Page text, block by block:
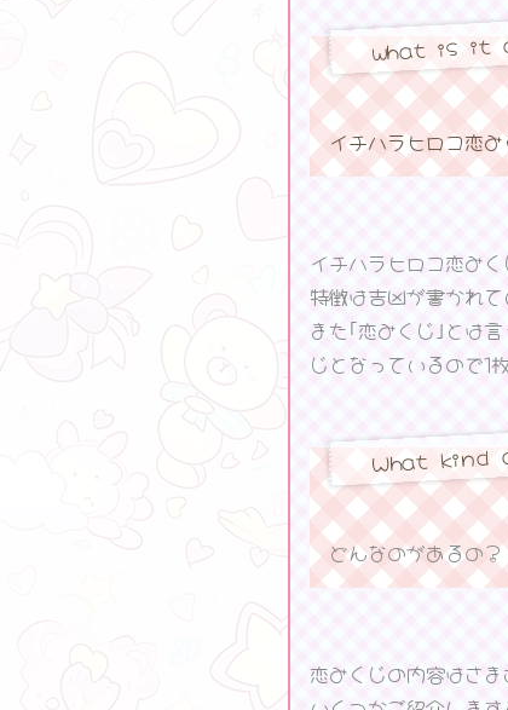
what is it
イチハラヒロコ恋
イチハラヒロコ恋み
特徴は吉凶が書かれて
また｢恋みくじ｣とは
じとなっているので1
What kind
どんなのがあるの？
恋みくじの内容はさ